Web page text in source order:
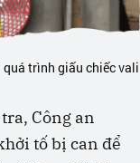
trình giấu chiếc vali
Công an
tố bị can để